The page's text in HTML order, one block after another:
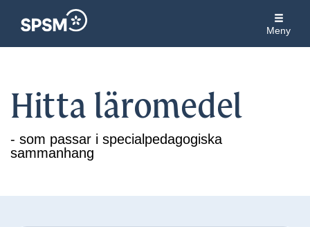
Meny
Hitta läromedel
- som passar i specialpedagogiska
sammanhang